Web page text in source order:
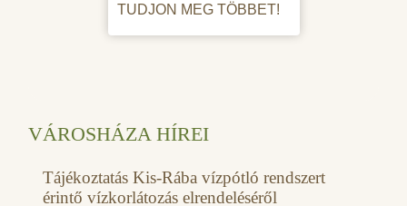
TUDJON MEG TÖBBET!
VÁROSHÁZA HÍREI
Tájékoztatás Kis-Rába vízpótló rendszert
érintő vízkorlátozás elrendeléséről